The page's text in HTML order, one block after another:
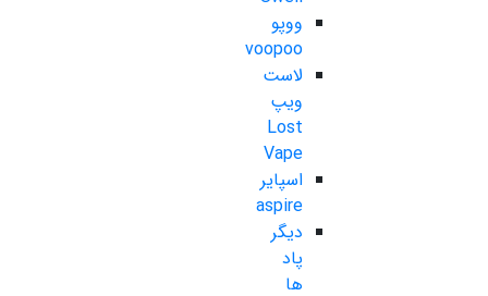
ووپو
voopoo
لاست
ویپ
Lost
Vape
اسپایر
aspire
دیگر
پاد
ها